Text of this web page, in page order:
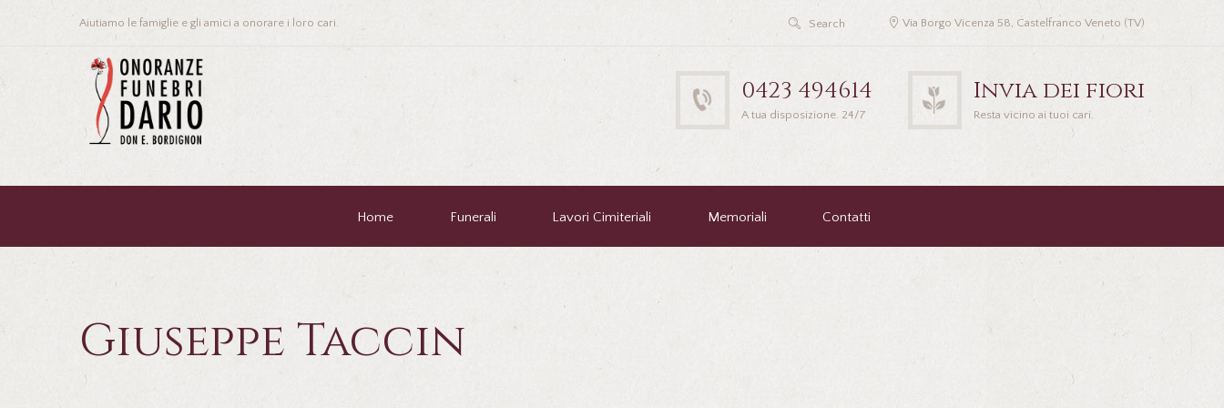
Aiutiamo le famiglie e gli amici a onorare i loro cari. Via Borgo Vicenza 58, Castelfranco Veneto (TV)
0423 494614
A tua disposizione. 24/7
Invia dei fiori
Resta vicino ai tuoi cari.
Home Funerali Lavori Cimiteriali Memoriali Contatti
Giuseppe Taccin